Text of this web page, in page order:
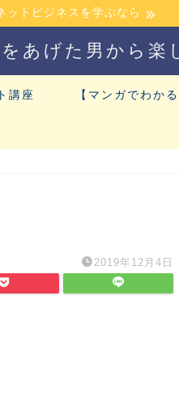
ットビジネスを学ぶなら
あげた男から楽
講座 【マンガでわか
2019年12月4日